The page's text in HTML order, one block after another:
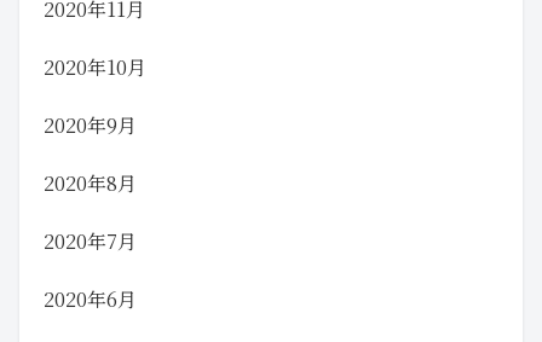
2020年11月
2020年10月
2020年9月
2020年8月
2020年7月
2020年6月